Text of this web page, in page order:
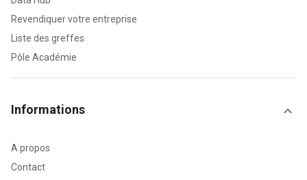
Revendiquer votre entreprise
Liste des greffes
Pôle Académie
Informations
A propos
Contact